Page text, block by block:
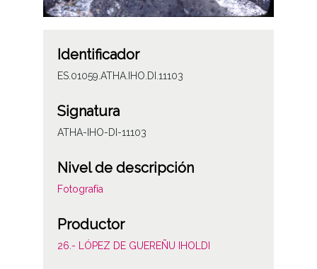
Identificador
ES.01059.ATHA.IHO.DI.11103
Signatura
ATHA-IHO-DI-11103
Nivel de descripción
Fotografía
Productor
26.- LÓPEZ DE GUEREÑU IHOLDI